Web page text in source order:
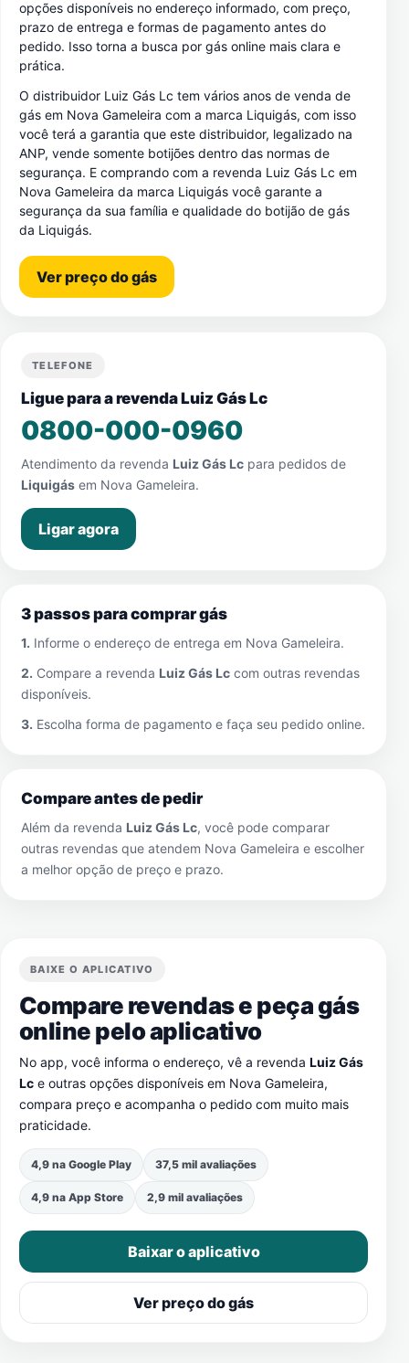
opções disponíveis no endereço informado, com preço,
prazo de entrega e formas de pagamento antes do
pedido. Isso torna a busca por gás online mais clara e
prática.
O distribuidor Luiz Gás Lc tem vários anos de venda de
gás em Nova Gameleira com a marca Liquigás, com isso
você terá a garantia que este distribuidor, legalizado na
ANP, vende somente botijões dentro das normas de
segurança. E comprando com a revenda Luiz Gás Lc em
Nova Gameleira da marca Liquigás você garante a
segurança da sua família e qualidade do botijão de gás
da Liquigás.
Ver preço do gás
TELEFONE
Ligue para a revenda Luiz Gás Lc
0800-000-0960
Atendimento da revenda Luiz Gás Lc para pedidos de
Liquigás em Nova Gameleira.
Ligar agora
3 passos para comprar gás
1. Informe o endereço de entrega em Nova Gameleira.
2. Compare a revenda Luiz Gás Lc com outras revendas
disponíveis.
3. Escolha forma de pagamento e faça seu pedido online.
Compare antes de pedir
Além da revenda Luiz Gás Lc, você pode comparar
outras revendas que atendem Nova Gameleira e escolher
a melhor opção de preço e prazo.
BAIXE O APLICATIVO
Compare revendas e peça gás
online pelo aplicativo
No app, você informa o endereço, vê a revenda Luiz Gás
Lc e outras opções disponíveis em Nova Gameleira,
compara preço e acompanha o pedido com muito mais
praticidade.
4,9 na Google Play 37,5 mil avaliações
4,9 na App Store 2,9 mil avaliações
Baixar o aplicativo
Ver preço do gás